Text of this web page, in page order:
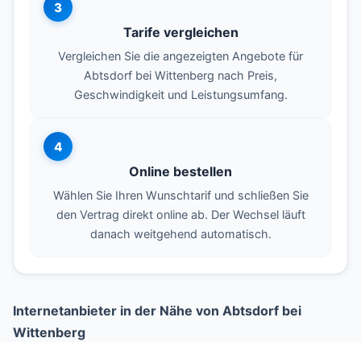
3
Tarife vergleichen
Vergleichen Sie die angezeigten Angebote für
Abtsdorf bei Wittenberg nach Preis,
Geschwindigkeit und Leistungsumfang.
4
Online bestellen
Wählen Sie Ihren Wunschtarif und schließen Sie
den Vertrag direkt online ab. Der Wechsel läuft
danach weitgehend automatisch.
Internetanbieter in der Nähe von Abtsdorf bei
Wittenberg